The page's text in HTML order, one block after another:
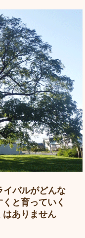
イバルがどんな
と育っていく
はありません